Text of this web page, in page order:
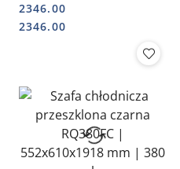
05270
Cena:
2346.00
Cena:
2346.00